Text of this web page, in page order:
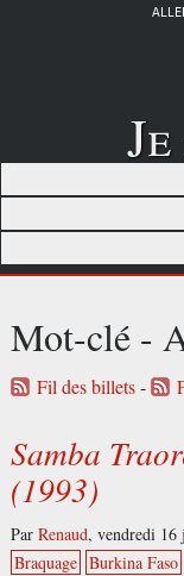
Mot-clé -
Fil des billets-
Samba
(1993)
Par Renaud, vendredi 16
Braquage Burkina Faso